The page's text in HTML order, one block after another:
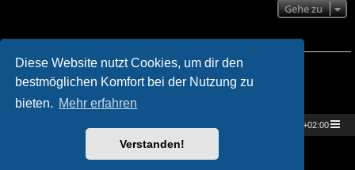
Diese Website nutzt Cookies, um dir den
bestmöglichen Komfort bei der Nutzung zu
bieten. Mehr erfahren
Verstanden!
Gehe zu
Du darfstkeineneuen Themen in diesem Forum erstellen.
Antworten zu Themen in diesem Forum erstellen.
Du darfst deine Beiträge in diesem Forum nicht ändern.
Du darfstkeineDateianhänge in diesem Forum erstellen.
UTC+02:00
Powered byphpBB® Forum Software © phpBB Limited
Deutsche Übersetzung durchphpBB.de